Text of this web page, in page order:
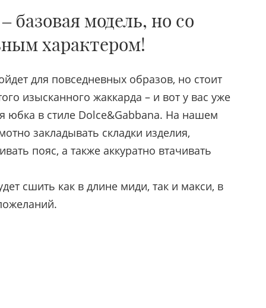
базовая модель, но со
характером!
для повседневных образов, но стоит
изысканного жаккарда – и вот у вас уже
юбка в стиле Dolce&Gabbana. На нашем
закладывать складки изделия,
пояс, а также аккуратно втачивать
сшить как в длине миди, так и макси, в